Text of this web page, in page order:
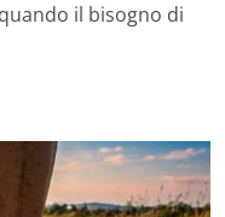
il bisogno di